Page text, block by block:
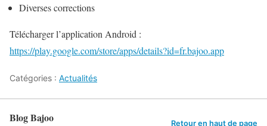
Diverses corrections
Télécharger l’application Android :
https://play.google.com/store/apps/details?id=fr.bajoo.app
Catégories : Actualités
Blog Bajoo Retour en haut de page